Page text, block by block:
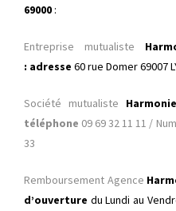
69000 :
Entreprise mutualiste
: adresse 60 rue Domer 69007
Société mutualiste
téléphone 09 69 32 11 11 /
33
Remboursement Agence
d’ouverture du Lundi au